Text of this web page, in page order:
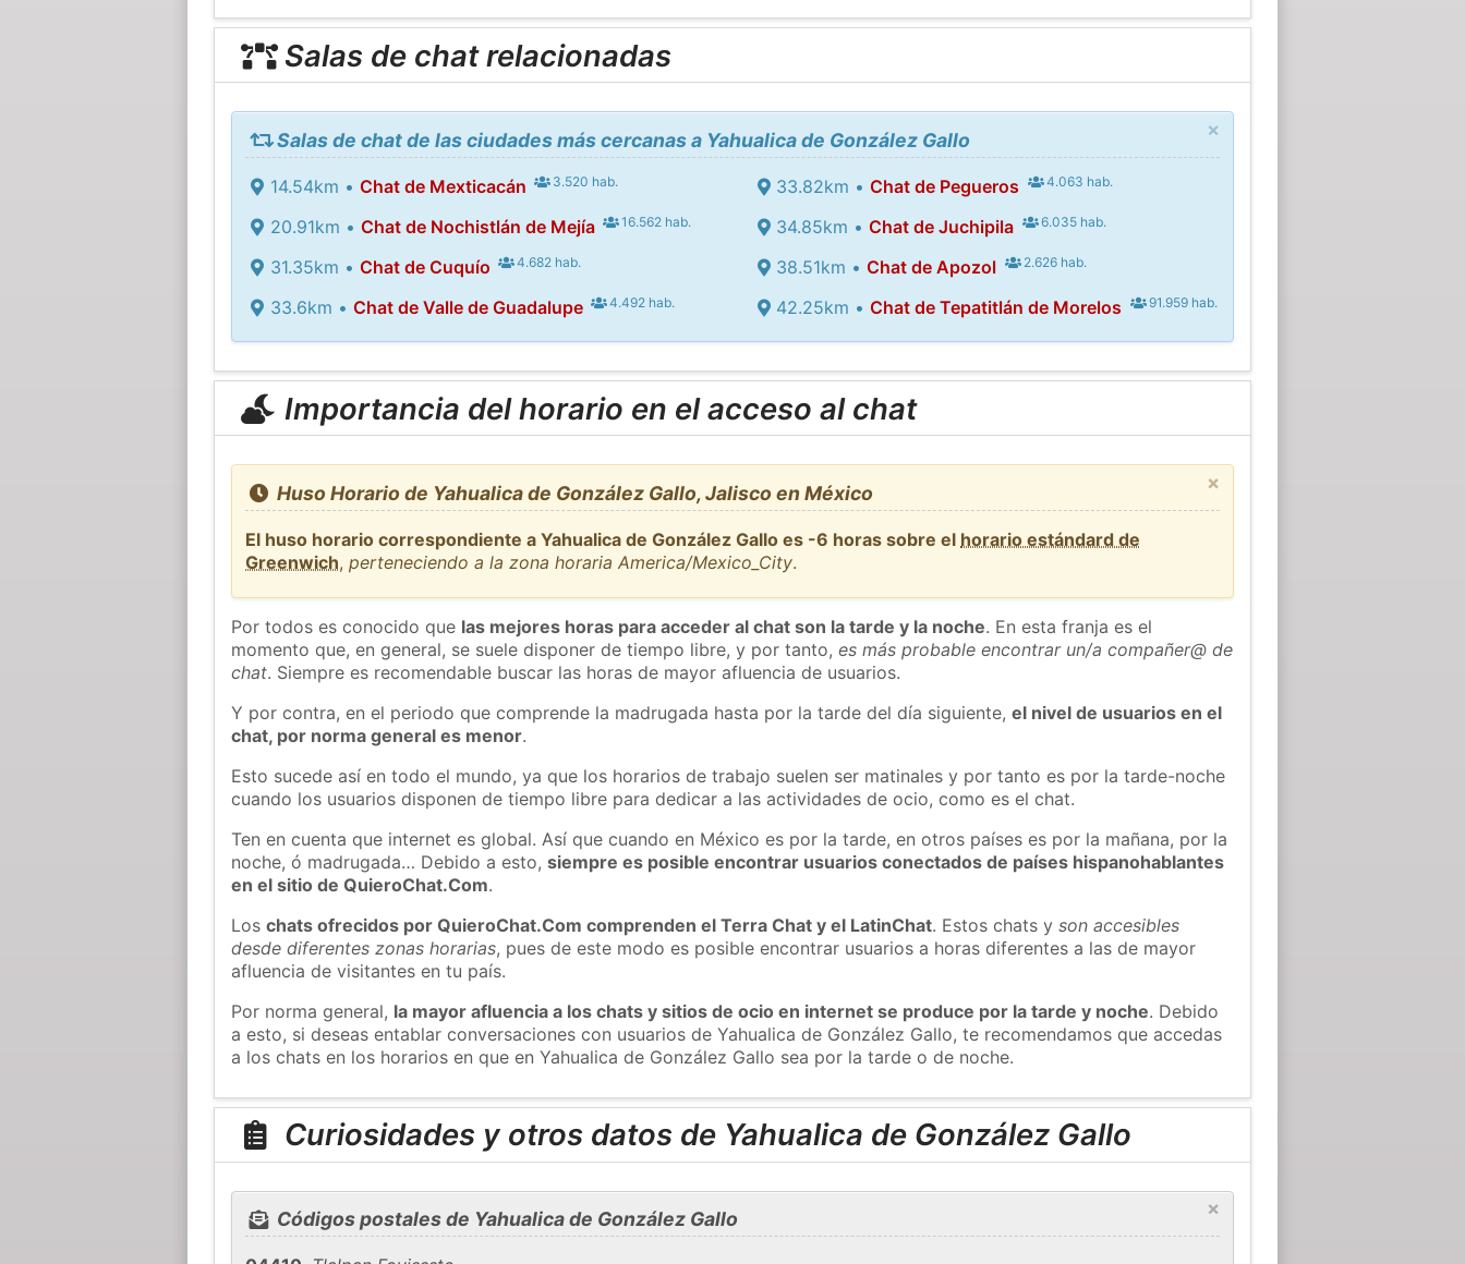
Salas de chat relacionadas
×
Salas de chat de las ciudades más cercanas a Yahualica de González Gallo
14.54km • Chat de Mexticacán 3.520 hab.
20.91km • Chat de Nochistlán de Mejía 16.562 hab.
31.35km • Chat de Cuquío 4.682 hab.
33.6km • Chat de Valle de Guadalupe 4.492 hab.
33.82km •Chat de Pegueros 4.063 hab.
34.85km •Chat de Juchipila 6.035 hab.
38.51km •Chat de Apozol 2.626 hab.
42.25km •Chat de Tepatitlán de Morelos 91.959 hab.
Importancia del horario en el acceso al chat
×
Huso Horario de Yahualica de González Gallo, Jalisco en México
El huso horario correspondiente a Yahualica de González Gallo es -6 horas sobre el horario estándard de
Greenwich,perteneciendo a la zona horaria America/Mexico_City.
Por todos es conocido que las mejores horas para acceder al chat son la tarde y la noche. En esta franja es el
momento que, en general, se suele disponer de tiempo libre, y por tanto,es más probable encontrar un/a compañer@ de
chat. Siempre es recomendable buscar las horas de mayor afluencia de usuarios.
Y por contra, en el periodo que comprende la madrugada hasta por la tarde del día siguiente,el nivel de usuarios en el
chat, por norma general es menor.
Esto sucede así en todo el mundo, ya que los horarios de trabajo suelen ser matinales y por tanto es por la tarde-noche
cuando los usuarios disponen de tiempo libre para dedicar a las actividades de ocio, como es el chat.
Ten en cuenta que internet es global. Así que cuando en México es por la tarde, en otros países es por la mañana, por la
noche, ó madrugada… Debido a esto,siempre es posible encontrar usuarios conectados de países hispanohablantes
en el sitio de QuieroChat.Com.
Loschats ofrecidos por QuieroChat.Com comprenden el Terra Chat y el LatinChat. Estos chats yson accesibles
desde diferentes zonas horarias, pues de este modo es posible encontrar usuarios a horas diferentes a las de mayor
afluencia de visitantes en tu país.
Por norma general, la mayor afluencia a los chats y sitios de ocio en internet se produce por la tarde y noche. Debido
a esto, si deseas entablar conversaciones con usuarios de Yahualica de González Gallo, te recomendamos que accedas
a los chats en los horarios en que en Yahualica de González Gallo sea por la tarde o de noche.
Curiosidades y otros datos de Yahualica de González Gallo
×
Códigos postales de Yahualica de González Gallo